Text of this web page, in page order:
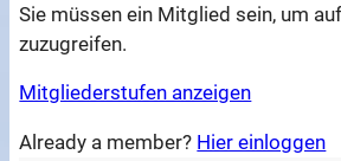
Sie müssen ein Mitglied sein, um
zuzugreifen.
Mitgliederstufen anzeigen
Already a member? Hier einloggen